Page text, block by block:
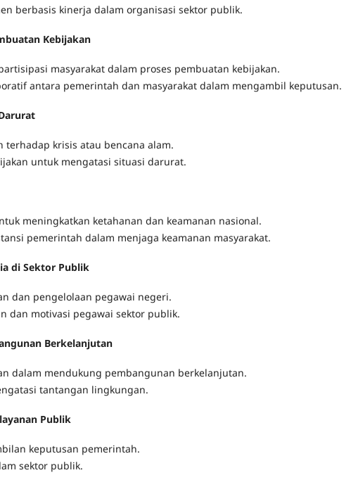
berbasis kinerja dalam organisasi sektor publik.
Kebijakan
masyarakat dalam proses pembuatan kebijakan.
antara pemerintah dan masyarakat dalam mengambil keputusan.
terhadap krisis atau bencana alam.
untuk mengatasi situasi darurat.
meningkatkan ketahanan dan keamanan nasional.
pemerintah dalam menjaga keamanan masyarakat.
di Sektor Publik
dan pengelolaan pegawai negeri.
dan motivasi pegawai sektor publik.
Berkelanjutan
dalam mendukung pembangunan berkelanjutan.
tantangan lingkungan.
Publik
keputusan pemerintah.
sektor publik.